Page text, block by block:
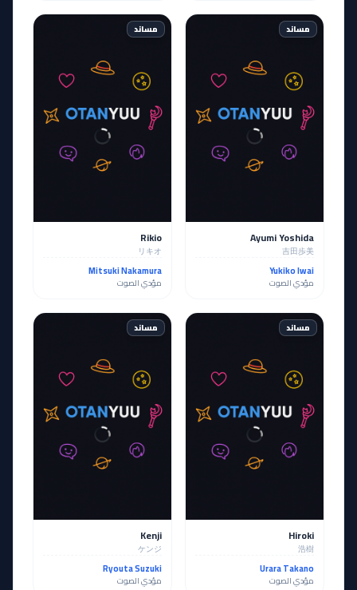
مساند
Ayumi Yoshida
吉田歩美
Yukiko Iwai
مؤدي الصوت
مساند
Rikio
リキオ
Mitsuki Nakamura
مؤدي الصوت
مساند
Hiroki
浩樹
Urara Takano
مؤدي الصوت
مساند
Kenji
ケンジ
Ryouta Suzuki
مؤدي الصوت